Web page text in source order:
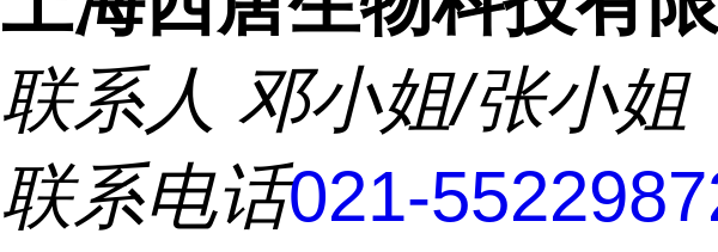
联系人 邓小姐/张小姐
联系电话021-